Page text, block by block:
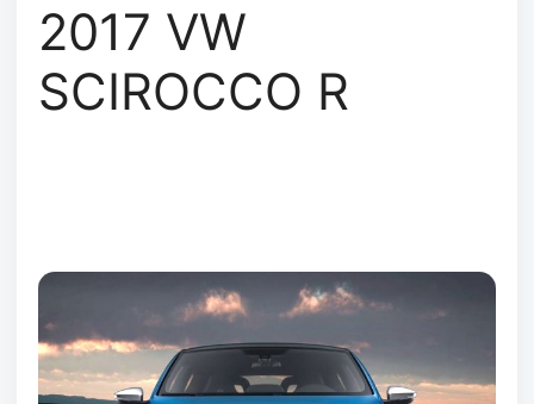
2017 VW
SCIROCCO R